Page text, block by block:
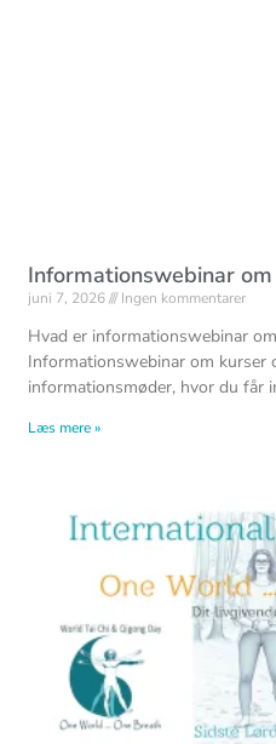
Informationswebinar
juni 7, 2026 Ingen kommentarer
Hvad er informationswebinar
Informationswebinar om kurser
informationsmøder, hvor du får
Læs mere »